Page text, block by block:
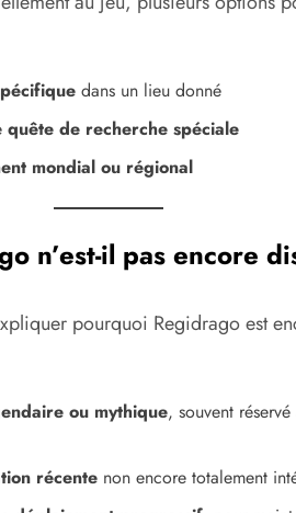
dans un lieu donné
quête de recherche spéciale
mondial ou régional
n’est-il pas encore
pourquoi Regidrago est
ou mythique, souvent
récente non encore totalement